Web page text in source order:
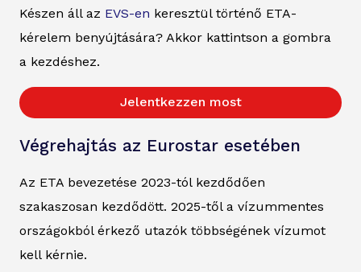
Készen áll az EVS-en keresztül történő ETA-
kérelem benyújtására? Akkor kattintson a gombra
a kezdéshez.
Jelentkezzen most
Végrehajtás az Eurostar esetében
Az ETA bevezetése 2023-tól kezdődően
szakaszosan kezdődött. 2025-től a vízummentes
országokból érkező utazók többségének vízumot
kell kérnie.